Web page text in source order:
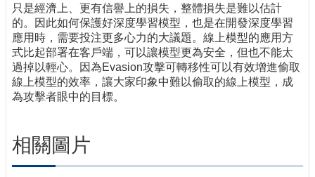
只是經濟上、更有信譽上的損失，整體損失是難以估計
的。因此如何保護好深度學習模型，也是在開發深度學習
應用時，需要投注更多心力的大議題。線上模型的應用方
式比起部署在客戶端，可以讓模型更為安全，但也不能太
過掉以輕心。因為Evasion攻擊可轉移性可以有效增進偷取
線上模型的效率，讓大家印象中難以偷取的線上模型，成
為攻擊者眼中的目標。
相關圖片